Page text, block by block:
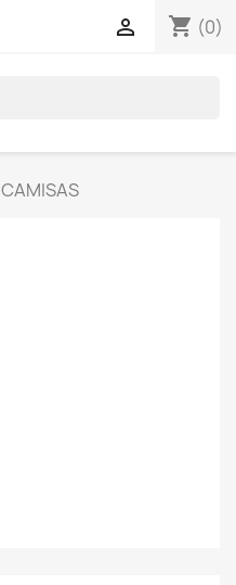
shopping_cart (0)

CAMISAS